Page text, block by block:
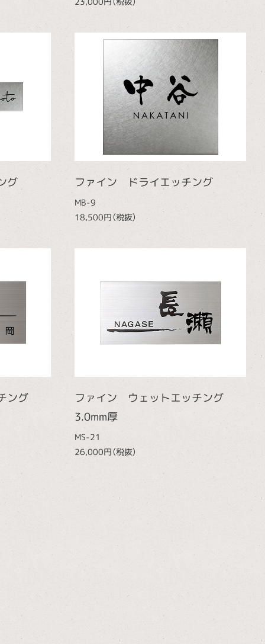
グ ファイン ドライエッチング
MB-9
18,500円（税抜）
ング ファイン ウェットエッチング
3.0mm厚
MS-21
26,000円（税抜）